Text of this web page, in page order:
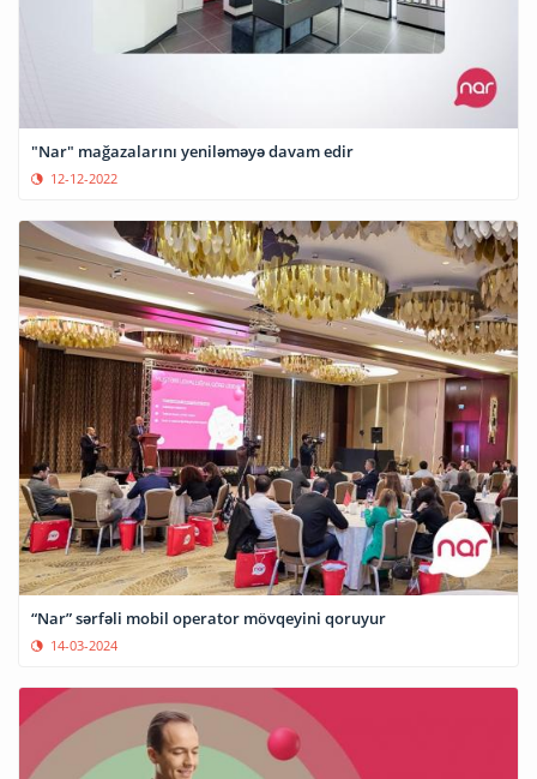
"Nar" mağazalarını yeniləməyə davam edir
12-12-2022
“Nar” sərfəli mobil operator mövqeyini qoruyur
14-03-2024